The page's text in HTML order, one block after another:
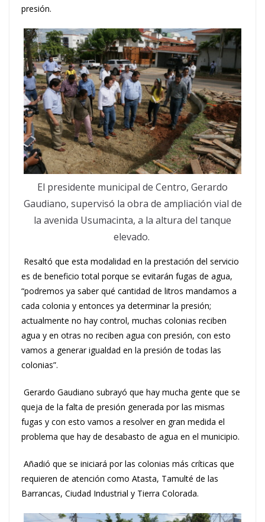
presión.
El presidente municipal de Centro, Gerardo
Gaudiano, supervisó la obra de ampliación vial de
la avenida Usumacinta, a la altura del tanque
elevado.
Resaltó que esta modalidad en la prestación del servicio
es de beneficio total porque se evitarán fugas de agua,
“podremos ya saber qué cantidad de litros mandamos a
cada colonia y entonces ya determinar la presión;
actualmente no hay control, muchas colonias reciben
agua y en otras no reciben agua con presión, con esto
vamos a generar igualdad en la presión de todas las
colonias”.
Gerardo Gaudiano subrayó que hay mucha gente que se
queja de la falta de presión generada por las mismas
fugas y con esto vamos a resolver en gran medida el
problema que hay de desabasto de agua en el municipio.
Añadió que se iniciará por las colonias más críticas que
requieren de atención como Atasta, Tamulté de las
Barrancas, Ciudad Industrial y Tierra Colorada.